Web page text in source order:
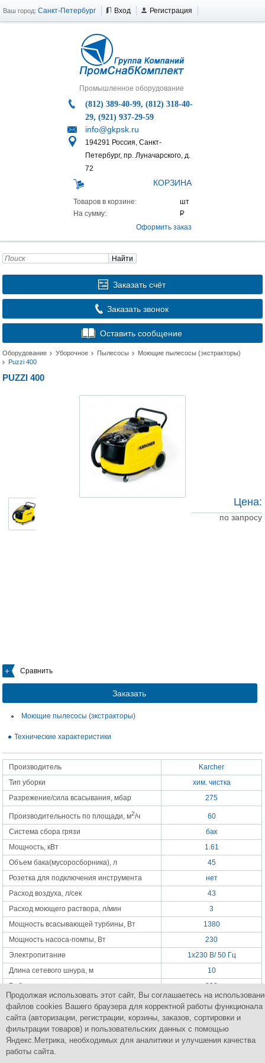
Ваш город: Санкт-Петербург Вход Регистрация
Промышленное оборудование
(812) 389-40-99, (812) 318-40-
29, (921) 937-29-59
info@gkpsk.ru
194291 Россия, Санкт-
Петербург, пр. Луначарского, д.
72
КОРЗИНА
Товаров в корзине:
На сумму:
Оформить заказ
Найти
Заказать счёт
Заказать звонок
Оставить сообщение
Оборудование Уборочное Пылесосы
Моющие пылесосы (экстракторы)
Puzzi 400
PUZZI 400
Сравнить
Заказать
Цена:
по запросу
Моющие пылесосы (экстракторы)
Технические характеристики
Производитель
Karcher
Тип уборки
хим. чистка
Разрежение/сила всасывания, мбар
275
Производительность по площади, м2/ч
60
Система сбора грязи
бак
Мощность, кВт
1.61
Объем бака(мусоросборника), л
45
Розетка для подключения инструмента
нет
Расход воздуха, л/сек
43
Расход моющего раствора, л/мин
3
Мощность всасывающей турбины, Вт
1380
Мощность насоса-помпы, Вт
230
Электропитание
1x230 В/ 50 Гц
Длина сетевого шнура, м
10
Рабочая ширина, мм
230
Габариты, мм
820x530x690
Вес, кг
35
Продолжая использовать этот сайт, Вы соглашаетесь на
файлов cookies Вашего браузера для корректной работы функционала
сайта (авторизации, регистрации, корзины, заказов, сортировки и
фильтрации товаров) и пользовательских данных с помощью
Яндекс.Метрика, необходимых для аналитики и улучшения качества
работы сайта.